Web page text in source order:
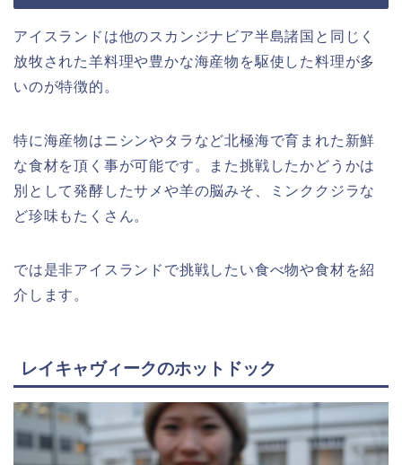
アイスランドは他のスカンジナビア半島諸国と同じく
放牧された羊料理や豊かな海産物を駆使した料理が多
いのが特徴的。
特に海産物はニシンやタラなど北極海で育まれた新鮮
な食材を頂く事が可能です。また挑戦したかどうかは
別として発酵したサメや羊の脳みそ、ミンククジラな
ど珍味もたくさん。
では是非アイスランドで挑戦したい食べ物や食材を紹
介します。
レイキャヴィークのホットドック